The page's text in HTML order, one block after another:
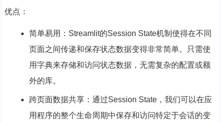
优点：
简单易用：Streamlit的Session State机制使得在不同
页面之间传递和保存状态数据变得非常简单。只需使
用字典来存储和访问状态数据，无需复杂的配置或额
外的库。
跨页面数据共享：通过Session State，我们可以在应
用程序的整个生命周期中保存和访问特定于会话的变